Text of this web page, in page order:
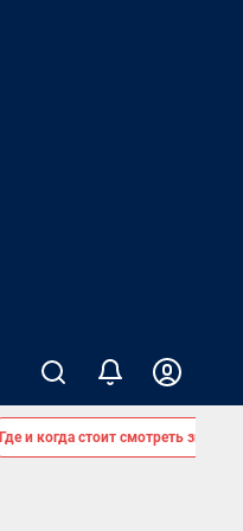
Где и когда стоит смотреть